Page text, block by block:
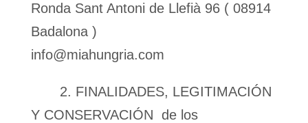
Ronda Sant Antoni de Llefià 96 ( 08914
Badalona )
info@miahungria.com
2. FINALIDADES, LEGITIMACIÓN
Y CONSERVACIÓN de los